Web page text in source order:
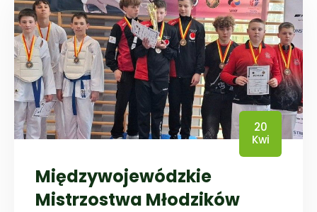
20
Kwi
Międzywojewódzkie
Mistrzostwa Młodzików